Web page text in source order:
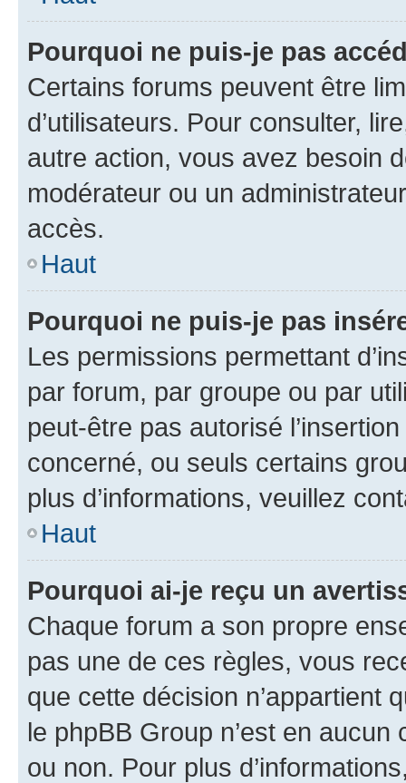
Pourquoi ne puis-je pas
Certains forums peuvent être
d’utilisateurs. Pour consulter,
autre action, vous avez besoin
modérateur ou un
accès.
Haut
Pourquoi ne puis-je pas
Les permissions permettant
par forum, par groupe ou par
peut-être pas autorisé
concerné, ou seuls certains
plus d’informations, veuillez
Haut
Pourquoi ai-je reçu un
Chaque forum a son propre
pas une de ces règles, vous
que cette décision n’appartient
le phpBB Group n’est en
ou non. Pour plus